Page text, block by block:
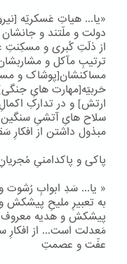
«یا... هیاتِ عَسکریّه
دولت و ملّتند و
از ذلّتِ کُبری و مسکِنتِ
ترتیبِ مآکل و
مساکنشان[پوشاک و
حَربیّه[مهارت هایِ
ارتش] و در تدارکِ
سلاح هایِ آتشیِ
مبذول داشتن از افکارِ
پاکی و پاکدامنیِ
« یا... سَدِ ابوابِ رُشوت و
به تعبیرِ ملیحِ پیشکش
پیشکش و هدیه معروف]
عفّت و عصمتِ